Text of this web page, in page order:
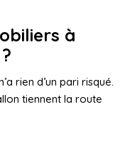
à
rien d’un pari risqué.
tiennent la route